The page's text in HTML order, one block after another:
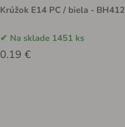
Krúžok E14 PC / biela - BH412
Na sklade 1451 ks
0.19 €